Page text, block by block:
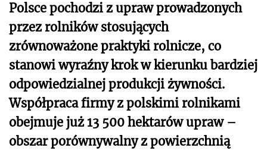
Polsce pochodzi z upraw prowadzonych
przez rolników stosujących
zrównoważone praktyki rolnicze, co
stanowi wyraźny krok w kierunku bardziej
odpowiedzialnej produkcji żywności.
Współpraca firmy z polskimi rolnikami
obejmuje już 13 500 hektarów upraw –
obszar porównywalny z powierzchnią